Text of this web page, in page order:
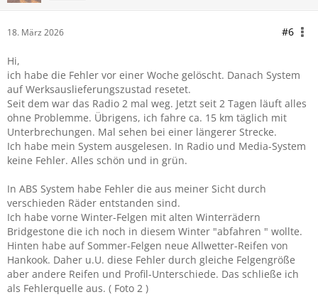
18. März 2026 #6
Hi,
ich habe die Fehler vor einer Woche gelöscht. Danach System
auf Werksauslieferungszustad resetet.
Seit dem war das Radio 2 mal weg. Jetzt seit 2 Tagen läuft alles
ohne Problemme. Übrigens, ich fahre ca. 15 km täglich mit
Unterbrechungen. Mal sehen bei einer längerer Strecke.
Ich habe mein System ausgelesen. In Radio und Media-System
keine Fehler. Alles schön und in grün.
In ABS System habe Fehler die aus meiner Sicht durch
verschieden Räder entstanden sind.
Ich habe vorne Winter-Felgen mit alten Winterrädern
Bridgestone die ich noch in diesem Winter "abfahren " wollte.
Hinten habe auf Sommer-Felgen neue Allwetter-Reifen von
Hankook. Daher u.U. diese Fehler durch gleiche Felgengröße
aber andere Reifen und Profil-Unterschiede. Das schließe ich
als Fehlerquelle aus. ( Foto 2 )